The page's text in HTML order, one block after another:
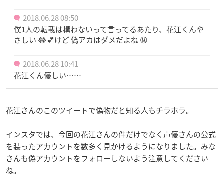
2018.06.28 08:50
僕1人の転載は構わないって言ってるあたり、花江くんや
さしい 😂💕けど 偽アカはダメだよね 😩
2018.06.28 10:41
花江くん優しい……
花江さんのこのツイートで偽物だと知る人もチラホラ。
インスタでは、今回の花江さんの件だけでなく声優さんの公式
を装ったアカウントを数多く見かけるようになりました。みな
さんも偽アカウントをフォローしないよう注意してください
ね。